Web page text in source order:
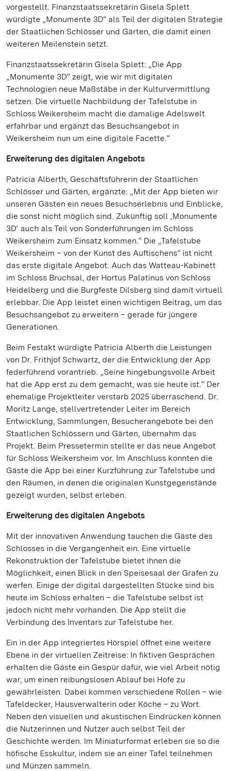
vorgestellt. Finanzstaatssekretärin Gisela Splett
würdigte „Monumente 3D“ als Teil der digitalen Strategie
der Staatlichen Schlösser und Gärten, die damit einen
weiteren Meilenstein setzt.
Finanzstaatssekretärin Gisela Splett: „Die App
„Monumente 3D“ zeigt, wie wir mit digitalen
Technologien neue Maßstäbe in der Kulturvermittlung
setzen. Die virtuelle Nachbildung der Tafelstube in
Schloss Weikersheim macht die damalige Adelswelt
erfahrbar und ergänzt das Besuchsangebot in
Weikersheim nun um eine digitale Facette.“
Erweiterung des digitalen Angebots
Patricia Alberth, Geschäftsführerin der Staatlichen
Schlösser und Gärten, ergänzte: „Mit der App bieten wir
unseren Gästen ein neues Besuchserlebnis und Einblicke,
die sonst nicht möglich sind. Zukünftig soll ‚Monumente
3D‘ auch als Teil von Sonderführungen im Schloss
Weikersheim zum Einsatz kommen.“ Die „Tafelstube
Weikersheim – von der Kunst des Auftischens“ ist nicht
das erste digitale Angebot. Auch das Watteau-Kabinett
im Schloss Bruchsal, der Hortus Palatinus von Schloss
Heidelberg und die Burgfeste Dilsberg sind damit virtuell
erlebbar. Die App leistet einen wichtigen Beitrag, um das
Besuchsangebot zu erweitern – gerade für jüngere
Generationen.
Beim Festakt würdigte Patricia Alberth die Leistungen
von Dr. Frithjof Schwartz, der die Entwicklung der App
federführend vorantrieb. „Seine hingebungsvolle Arbeit
hat die App erst zu dem gemacht, was sie heute ist.“ Der
ehemalige Projektleiter verstarb 2025 überraschend. Dr.
Moritz Lange, stellvertretender Leiter im Bereich
Entwicklung, Sammlungen, Besucherangebote bei den
Staatlichen Schlössern und Gärten, übernahm das
Projekt. Beim Pressetermin stellte er das neue Angebot
für Schloss Weikersheim vor. Im Anschluss konnten die
Gäste die App bei einer Kurzführung zur Tafelstube und
den Räumen, in denen die originalen Kunstgegenstände
gezeigt wurden, selbst erleben.
Erweiterung des digitalen Angebots
Mit der innovativen Anwendung tauchen die Gäste des
Schlosses in die Vergangenheit ein. Eine virtuelle
Rekonstruktion der Tafelstube bietet ihnen die
Möglichkeit, einen Blick in den Speisesaal der Grafen zu
werfen. Einige der digital dargestellten Stücke sind bis
heute im Schloss erhalten – die Tafelstube selbst ist
jedoch nicht mehr vorhanden. Die App stellt die
Verbindung des Inventars zur Tafelstube her.
Ein in der App integriertes Hörspiel öffnet eine weitere
Ebene in der virtuellen Zeitreise: In fiktiven Gesprächen
erhalten die Gäste ein Gespür dafür, wie viel Arbeit nötig
war, um einen reibungslosen Ablauf bei Hofe zu
gewährleisten. Dabei kommen verschiedene Rollen – wie
Tafeldecker, Hausverwalterin oder Köche – zu Wort.
Neben den visuellen und akustischen Eindrücken können
die Nutzerinnen und Nutzer auch selbst Teil der
Geschichte werden. Im Miniaturformat erleben sie so die
höfische Esskultur, indem sie an einer Tafel teilnehmen
und Münzen sammeln.